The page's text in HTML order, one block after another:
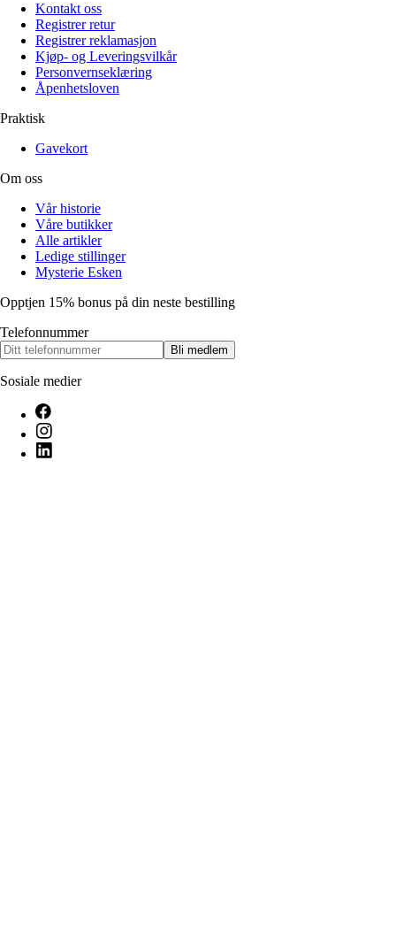
Kontakt oss
Registrer retur
Registrer reklamasjon
Kjøp- og Leveringsvilkår
Personvernseklæring
Åpenhetsloven
Praktisk
Gavekort
Om oss
Vår historie
Våre butikker
Alle artikler
Ledige stillinger
Mysterie Esken
Opptjen 15% bonus på din neste bestilling
Telefonnummer
Bli medlem
Sosiale medier